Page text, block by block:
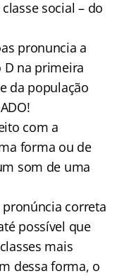
social – do
pronuncia a
D na primeira
da população
com a
forma ou de
som de uma
correta
possível que
mais
dessa forma, o